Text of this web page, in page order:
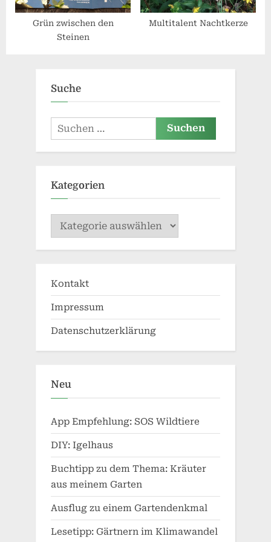
Grün zwischen den
Steinen
Multitalent Nachtkerze
Suche
Suchen
nach:
Kategorien
Kategorien
Kontakt
Impressum
Datenschutzerklärung
Neu
App Empfehlung: SOS Wildtiere
DIY: Igelhaus
Buchtipp zu dem Thema: Kräuter
aus meinem Garten
Ausflug zu einem Gartendenkmal
Lesetipp: Gärtnern im Klimawandel